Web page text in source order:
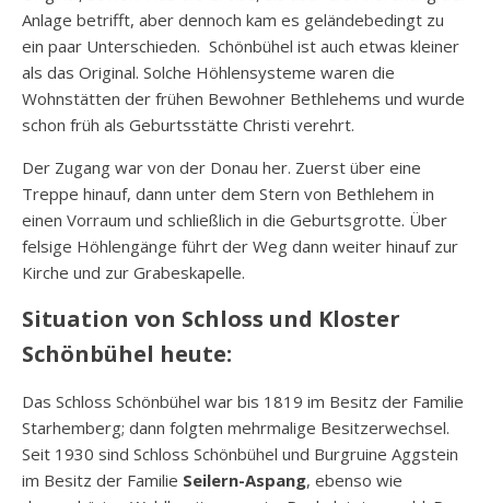
Anlage betrifft, aber dennoch kam es geländebedingt zu
ein paar Unterschieden. Schönbühel ist auch etwas kleiner
als das Original. Solche Höhlensysteme waren die
Wohnstätten der frühen Bewohner Bethlehems und wurde
schon früh als Geburtsstätte Christi verehrt.
Der Zugang war von der Donau her. Zuerst über eine
Treppe hinauf, dann unter dem Stern von Bethlehem in
einen Vorraum und schließlich in die Geburtsgrotte. Über
felsige Höhlengänge führt der Weg dann weiter hinauf zur
Kirche und zur Grabeskapelle.
Situation von Schloss und Kloster
Schönbühel heute:
Das Schloss Schönbühel war bis 1819 im Besitz der Familie
Starhemberg; dann folgten mehrmalige Besitzerwechsel.
Seit 1930 sind Schloss Schönbühel und Burgruine Aggstein
im Besitz der Familie Seilern-Aspang, ebenso wie